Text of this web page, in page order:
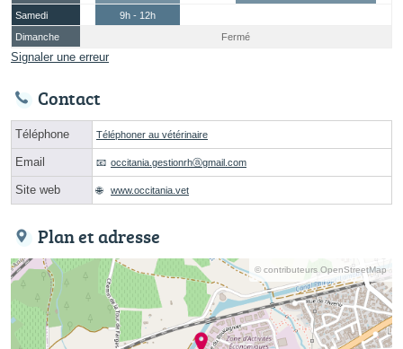
Samedi
9h - 12h
Dimanche
Fermé
Signaler une erreur
Contact
Téléphone Téléphoner au vétérinaire
Email occitania.gestionrhⓐgmail.com
Site web www.occitania.vet
Plan et adresse
© contributeurs OpenStreetMap